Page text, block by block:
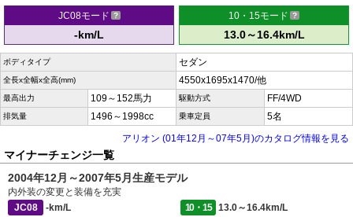
JC08モード
-km/L
10・15モード
13.0～16.4km/L
ボディタイプ セダン
全長x全幅x全高(mm) 4550x1695x1470/他
最高出力 109～152馬力 駆動方式 FF/4WD
排気量 1496～1998cc 乗車定員
5名
アリオン (01年12月～07年5月)のカタログ情報を見る
マイナーチェンジ一覧
2004年12月～2007年5月生産モデル
内外装の変更と装備を充実
JC08
-km/L 10・15 13.0～16.4km/L